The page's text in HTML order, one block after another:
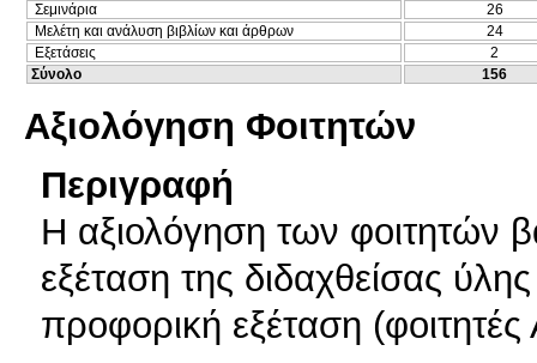
Σεμινάρια
26
Μελέτη και ανάλυση βιβλίων και άρθρων
24
Εξετάσεις
2
Σύνολο
156
Αξιολόγηση Φοιτητών
Περιγραφή
Η αξιολόγηση των φοιτητών
εξέταση της διδαχθείσας
προφορική εξέταση